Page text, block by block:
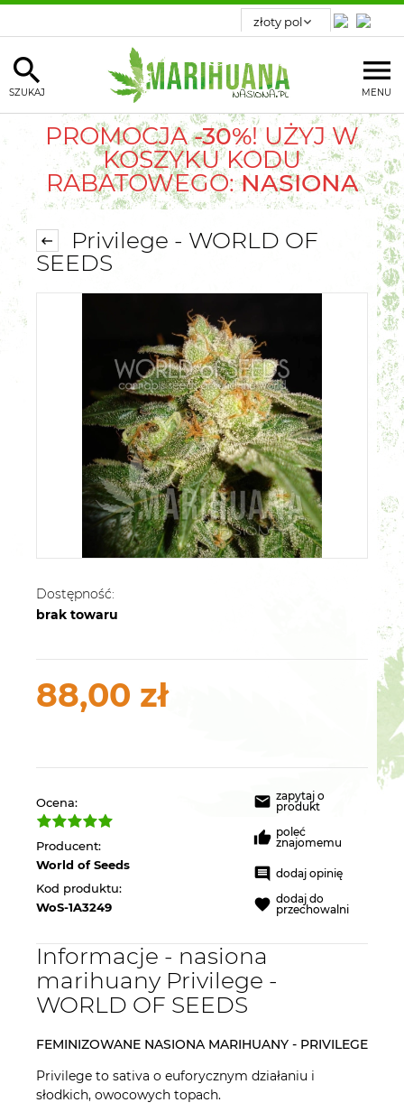
MENU
SZUKAJ
PROMOCJA-30%! UŻYJ W
KOSZYKU KODU
RABATOWEGO:NASIONA
Privilege - WORLD OF
SEEDS
Dostępność:
brak towaru
88,00 zł
Ocena:
Producent:
World of Seeds
Kod produktu:
WoS-1A3249
zapytaj o
produkt
poleć
znajomemu
dodaj opinię
dodaj do
przechowalni
Informacje - nasiona
marihuany Privilege -
WORLD OF SEEDS
FEMINIZOWANE NASIONA MARIHUANY - PRIVILEGE
Privilege to sativa o euforycznym działaniu i
słodkich, owocowych topach.